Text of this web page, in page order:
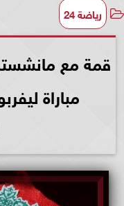
رياضة 24
قمة مع
مباراة